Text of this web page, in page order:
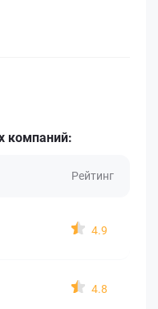
компаний:
Рейтинг
4.9
4.8